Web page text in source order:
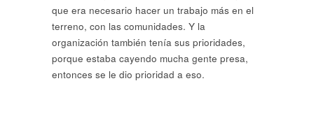
que era necesario hacer un trabajo más en el
terreno, con las comunidades. Y la
organización también tenía sus prioridades,
porque estaba cayendo mucha gente presa,
entonces se le dio prioridad a eso.